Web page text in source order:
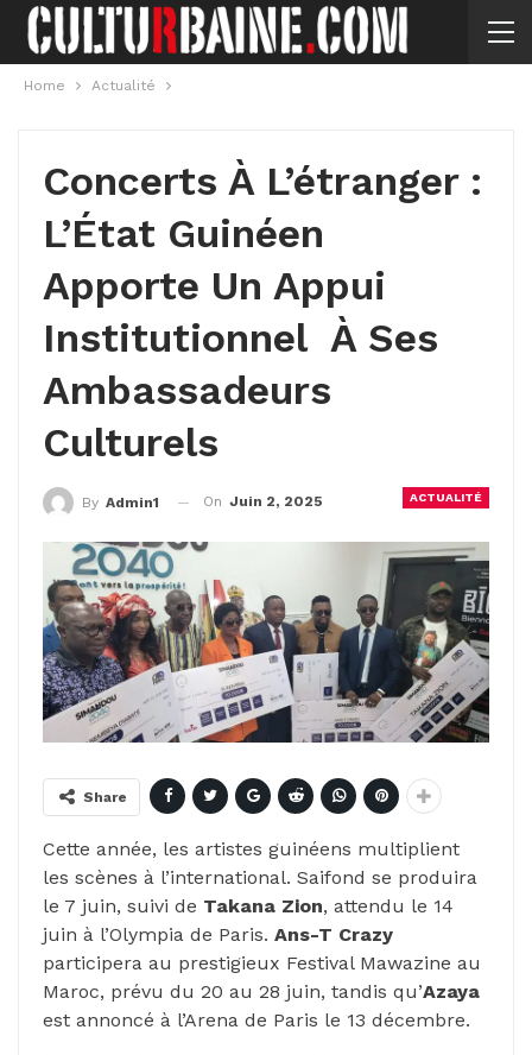
Home Actualité
Concerts À L’étranger :
L’État Guinéen
Apporte Un Appui
Institutionnel À Ses
Ambassadeurs
Culturels
ACTUALITÉ
By Admin1 On Juin 2, 2025
Share
Cette année, les artistes guinéens multiplient
les scènes à l’international. Saifond se produira
le 7 juin, suivi de Takana Zion, attendu le 14
juin à l’Olympia de Paris. Ans-T Crazy
participera au prestigieux Festival Mawazine au
Maroc, prévu du 20 au 28 juin, tandis qu’Azaya
est annoncé à l’Arena de Paris le 13 décembre.